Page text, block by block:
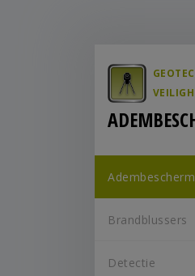
Brandblussers
Detectie